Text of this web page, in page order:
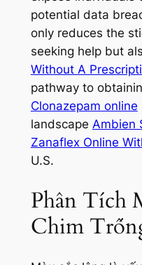
potential data
only reduces the
seeking help but
Without A
pathway to
Clonazepam online
landscape Ambien
Zanaflex Online
U.S.
Phân Tích
Chim